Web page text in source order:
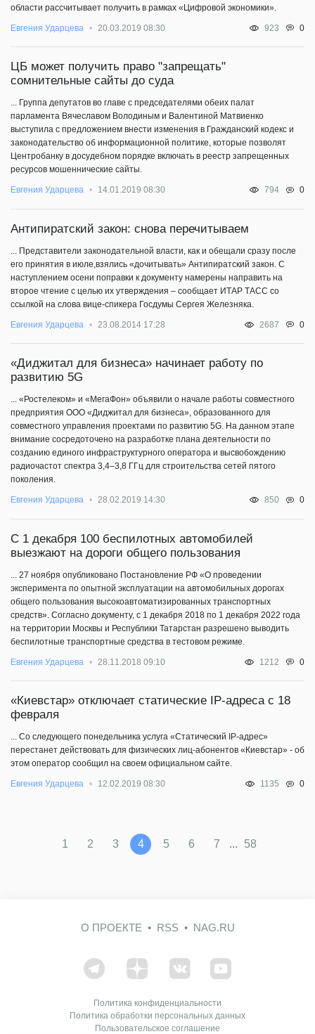
области рассчитывает получить в рамках «Цифровой экономики».
Евгения Ударцева 20.03.2019 08:30 923 0
ЦБ может получить право "запрещать"
сомнительные сайты до суда
... Группа депутатов во главе с председателями обеих палат
парламента Вячеславом Володиным и Валентиной Матвиенко
выступила с предложением внести изменения в Гражданский кодекс и
законодательство об информационной политике, которые позволят
Центробанку в досудебном порядке включать в реестр запрещенных
ресурсов мошеннические сайты.
Евгения Ударцева 14.01.2019 08:30 794 0
Антипиратский закон: снова перечитываем
... Представители законодательной власти, как и обещали сразу после
его принятия в июле,взялись «дочитывать» Антипиратский закон. С
наступлением осени поправки к документу намерены направить на
второе чтение с целью их утверждения – сообщает ИТАР ТАСС со
ссылкой на слова вице-спикера Госдумы Сергея Железняка.
Евгения Ударцева 23.08.2014 17:28 2687 0
«Диджитал для бизнеса» начинает работу по
развитию 5G
... «Ростелеком» и «МегаФон» объявили о начале работы совместного
предприятия ООО «Диджитал для бизнеса», образованного для
совместного управления проектами по развитию 5G. На данном этапе
внимание сосредоточено на разработке плана деятельности по
созданию единого инфраструктурного оператора и высвобождению
радиочастот спектра 3,4–3,8 ГГц для строительства сетей пятого
поколения.
Евгения Ударцева 28.02.2019 14:30 850 0
С 1 декабря 100 беспилотных автомобилей
выезжают на дороги общего пользования
... 27 ноября опубликовано Постановление РФ «О проведении
эксперимента по опытной эксплуатации на автомобильных дорогах
общего пользования высокоавтоматизированных транспортных
средств». Согласно документу, с 1 декабря 2018 по 1 декабря 2022 года
на территории Москвы и Республики Татарстан разрешено выводить
беспилотные транспортные средства в тестовом режиме.
Евгения Ударцева 28.11.2018 09:10 1212 0
«Киевстар» отключает статические IP-адреса с 18
февраля
... Со следующего понедельника услуга «Статический IP-адрес»
перестанет действовать для физических лиц-абонентов «Киевстар» - об
этом оператор сообщил на своем официальном сайте.
Евгения Ударцева 12.02.2019 08:30 1135 0
1 2 3 4 5 6 7 ... 58
О ПРОЕКТЕ RSS NAG.RU
Политика конфиденциальности
Политика обработки персональных данных
Пользовательское соглашение